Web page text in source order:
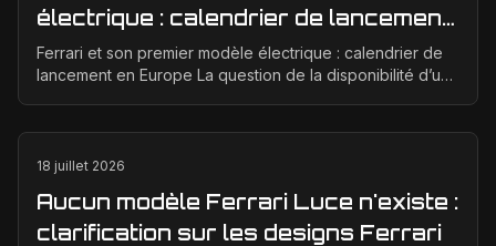
électrique : calendrier de lancement
en Europe
Ferrari et son premier modèle électrique : calendrier de
lancement en Europe La question de la disponibilité d’une
18 juillet 2026
Aucun modèle Ferrari Luce n'existe :
clarification sur les designs Ferrari